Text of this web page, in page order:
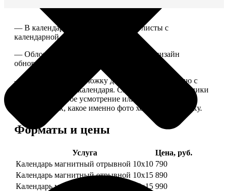
— В календаре 13 листов: обложка+листы с
календарной сеткой.
— Обложка для календаря стандартная, дизайн
обновляем каждый год.
— В кружочек на обложку добавляем фотографию с
одной из страниц календаря. Снимок наши сотрудники
выбирают на свое усмотрение или пишите в
комментариях, какое именно фото хотите на обложку.
Форматы и цены
Услуга
Цена, руб.
Календарь магнитный отрывной 10x10 790
Календарь магнитный отрывной 10x15 890
Календарь магнитный отрывной 15x15 990